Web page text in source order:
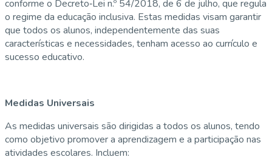
conforme o Decreto‑Lei n.º 54/2018, de 6 de julho, que regula
o regime da educação inclusiva. Estas medidas visam garantir
que todos os alunos, independentemente das suas
características e necessidades, tenham acesso ao currículo e
sucesso educativo.
Medidas Universais
As medidas universais são dirigidas a todos os alunos, tendo
como objetivo promover a aprendizagem e a participação nas
atividades escolares. Incluem: